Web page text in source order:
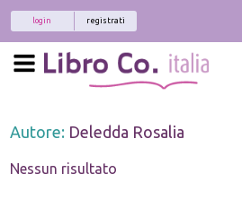
registrati
login
Autore: Deledda Rosalia
Nessun risultato